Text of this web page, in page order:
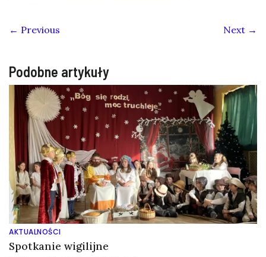
← Previous Next →
Podobne artykuły
AKTUALNOŚCI
Spotkanie wigilijne